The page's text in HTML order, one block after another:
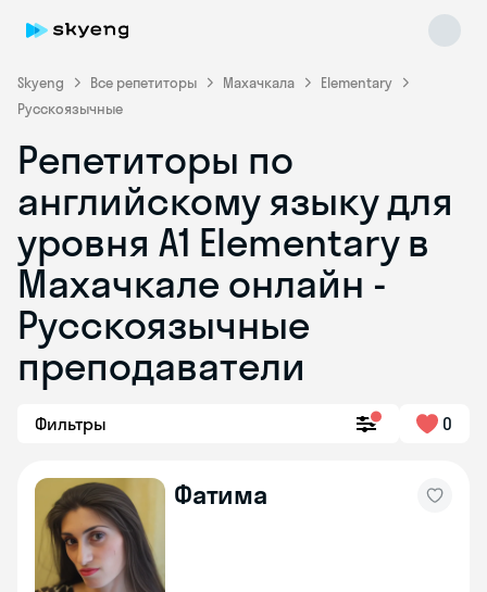
Skyeng Все репетиторы Махачкала
Elementary
Русскоязычные
Репетиторы по
английскому языку для
уровня A1 Elementary в
Махачкале онлайн -
Русскоязычные
преподаватели
Фильтры 0
Фатима
Skyeng Chat